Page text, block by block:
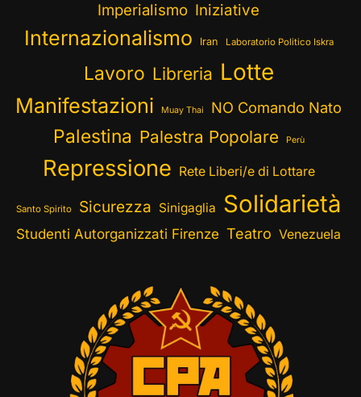
Imperialismo Iniziative
Internazionalismo Iran Laboratorio Politico Iskra
Lavoro Libreria Lotte
Manifestazioni Muay Thai NO Comando Nato
Palestina Palestra Popolare Perù
Repressione Rete Liberi/e di Lottare
Santo Spirito Sicurezza Sinigaglia Solidarietà
Studenti Autorganizzati Firenze Teatro Venezuela